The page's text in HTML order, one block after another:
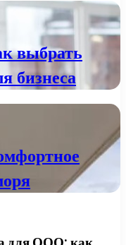
выбрать
бизнеса